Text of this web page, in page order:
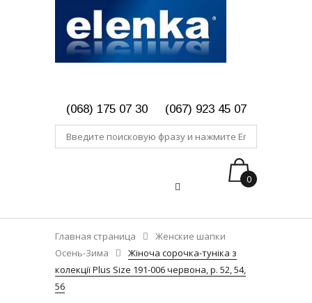
(068) 175 07 30 (067) 923 45 07
0
Главная страница
Женские шапки
Осень-Зима
Жіноча сорочка-туніка з
колекції Plus Size 191-006 червона, р. 52, 54,
56